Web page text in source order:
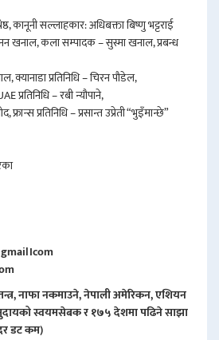
कानूनी सल्लाहकार: अधिबक्ता बिष्णु भट्टराई
खनाल, कला सम्पादक – सुस्मा खनाल, प्रबन्ध
क्यानाडा प्रतिनिधि – चिरन पौडेल,
प्रतिनिधि – रबी न्यौपाने,
फ्रान्स प्रतिनिधि – प्रसान्त उप्रेती “भुइँमान्छे”
नाफा नकमाउने, नेपाली अमेरिकन, एशियन
स्वयमसेबक र १७५ देशमा पढिने साझा
डट कम)